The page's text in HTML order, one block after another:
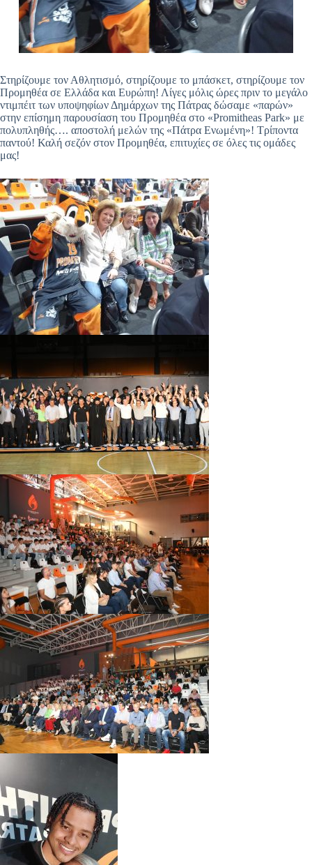
Στηρίζουμε τον Αθλητισμό, στηρίζουμε το μπάσκετ, στηρίζουμε τον
Προμηθέα σε Ελλάδα και Ευρώπη! Λίγες μόλις ώρες πριν το μεγάλο
ντιμπέιτ των υποψηφίων Δημάρχων της Πάτρας δώσαμε «παρών»
στην επίσημη παρουσίαση του Προμηθέα στο «Promitheas Park» με
πολυπληθής…. αποστολή μελών της «Πάτρα Ενωμένη»! Τρίποντα
παντού! Καλή σεζόν στον Προμηθέα, επιτυχίες σε όλες τις ομάδες
μας!